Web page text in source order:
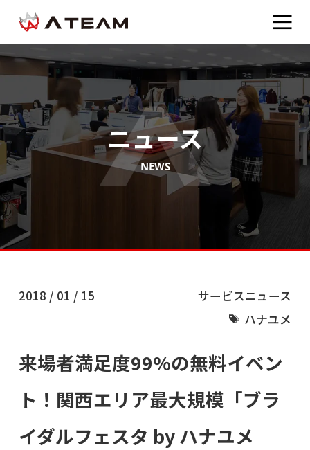
ニュース
NEWS
2018 / 01 / 15
サービスニュース
ハナユメ
来場者満足度99%の無料イベン
ト！関西エリア最大規模「ブラ
イダルフェスタ by ハナユメ